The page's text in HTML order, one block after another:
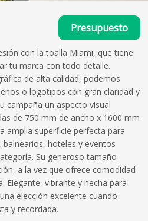
Presupuesto
con la toalla Miami, que tiene
tu marca con todo detalle.
de alta calidad, podemos
o logotipos con gran claridad y
campaña un aspecto visual
de 750 mm de ancho x 1600 mm
amplia superficie perfecta para
hoteles y eventos
Su generoso tamaño
a la vez que ofrece comodidad
Elegante, vibrante y hecha para
elección excelente cuando
y recordada.